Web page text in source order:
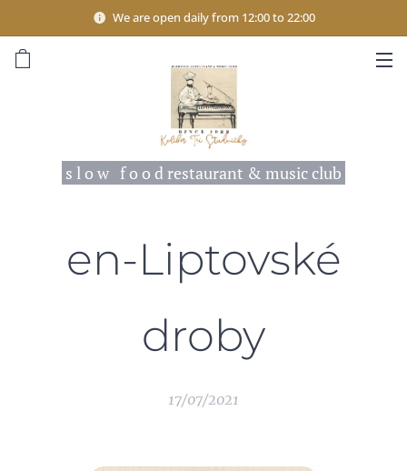
We are open daily from 12:00 to 22:00
s l o w f o o d restaurant & music club
en-Liptovské
droby
17/07/2021